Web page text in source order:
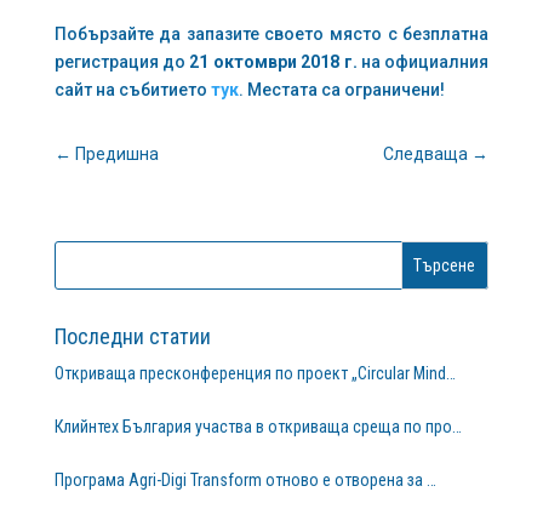
Побързайте да запазите своето място с безплатна
регистрация до 21 октомври 2018 г. на официалния
сайт на събитието тук. Местата са ограничени!
← Предишна Следваща →
Последни статии
Откриваща пресконференция по проект „Circular Mind…
Клийнтех България участва в откриваща среща по про…
Програма Agri-Digi Transform отново е отворена за …